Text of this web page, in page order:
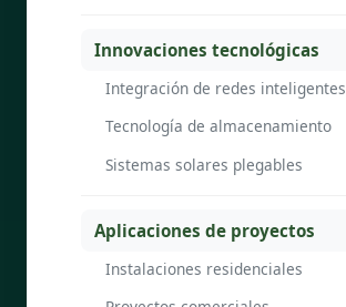
Innovaciones tecnológicas
Integración de redes inteligentes
Tecnología de almacenamiento
Sistemas solares plegables
Aplicaciones de proyectos
Instalaciones residenciales